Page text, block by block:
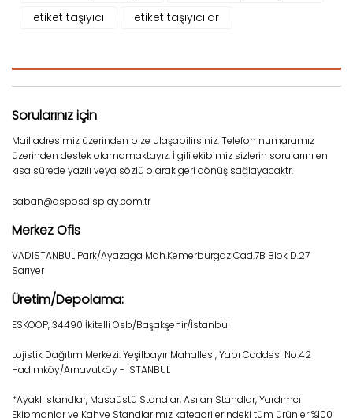
etiket taşıyıcı
etiket taşıyıcılar
Sorularınız için
Mail adresimiz üzerinden bize ulaşabilirsiniz. Telefon numaramız
üzerinden destek olamamaktayız. İlgili ekibimiz sizlerin sorularını en
kısa sürede yazılı veya sözlü olarak geri dönüş sağlayacaktr.
saban@asposdisplay.com.tr
Merkez Ofis
VADISTANBUL Park/Ayazaga Mah.Kemerburgaz Cad.7B Blok D.27
Sarıyer
Üretim/Depolama:
ESKOOP, 34490 İkitelli Osb/Başakşehir/İstanbul
Lojistik Dağıtım Merkezi: Yeşilbayır Mahallesi, Yapı Caddesi No:42
Hadımköy/Arnavutköy - ISTANBUL
*Ayaklı standlar, Masaüstü Standlar, Asılan Standlar, Yardımcı
Ekipmanlar ve Kahve Standlarımız kategorilerindeki tüm ürünler %100